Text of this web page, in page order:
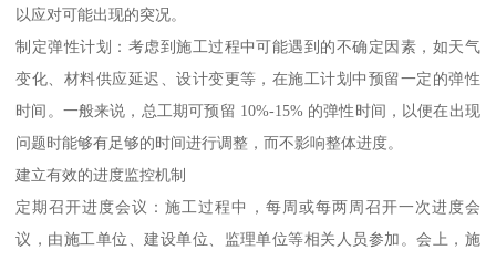
以应对可能出现的突况。
制定弹性计划：考虑到施工过程中可能遇到的不确定因素，如天气
变化、材料供应延迟、设计变更等，在施工计划中预留一定的弹性
时间。一般来说，总工期可预留 10%-15% 的弹性时间，以便在出现
问题时能够有足够的时间进行调整，而不影响整体进度。
建立有效的进度监控机制
定期召开进度会议：施工过程中，每周或每两周召开一次进度会
议，由施工单位、建设单位、监理单位等相关人员参加。会上，施